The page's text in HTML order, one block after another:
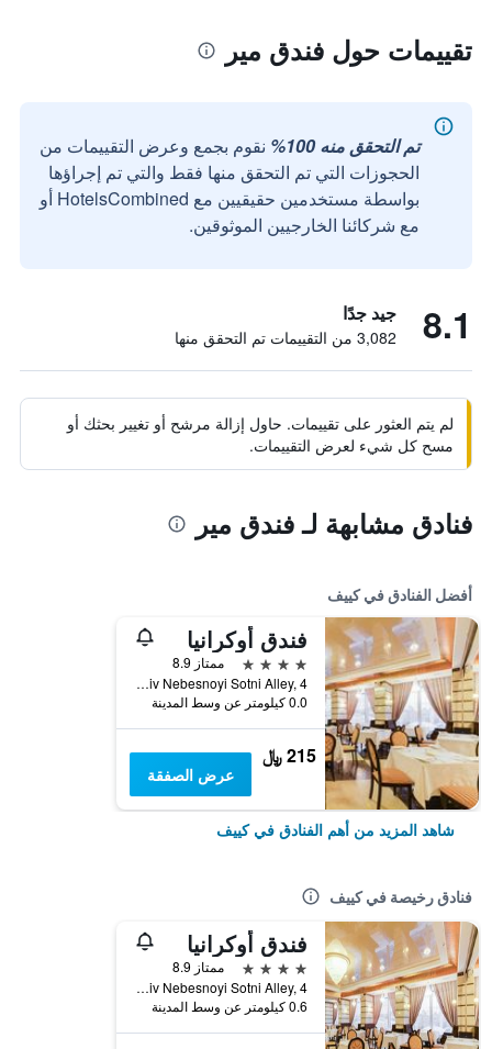
تقييمات حول فندق مير
تم التحقق منه 100%
نقوم بجمع وعرض التقييمات من
الحجوزات التي تم التحقق منها فقط والتي تم إجراؤها
بواسطة مستخدمين حقيقيين مع HotelsCombined أو
مع شركائنا الخارجيين الموثوقين.
8.1 جيد جدًا
3,082 من التقييمات تم التحقق منها
لم يتم العثور على تقييمات. حاول إزالة مرشح أو تغيير بحثك أو
مسح كل شيء لعرض التقييمات.
فنادق مشابهة لـ فندق مير
أفضل الفنادق في كييف
فندق أوكرانيا
4 نجوم
ممتاز 8.9
Heroyiv Nebesnoyi Sotni Alley, 4, كييف, أوكرانيا
0.0 كيلومتر عن وسط المدينة
215 ﷼
عرض الصفقة
شاهد المزيد من أهم الفنادق في كييف
فنادق رخيصة في كييف
فندق أوكرانيا
4 نجوم
ممتاز 8.9
Heroyiv Nebesnoyi Sotni Alley, 4, كييف, أوكرانيا
0.6 كيلومتر عن وسط المدينة